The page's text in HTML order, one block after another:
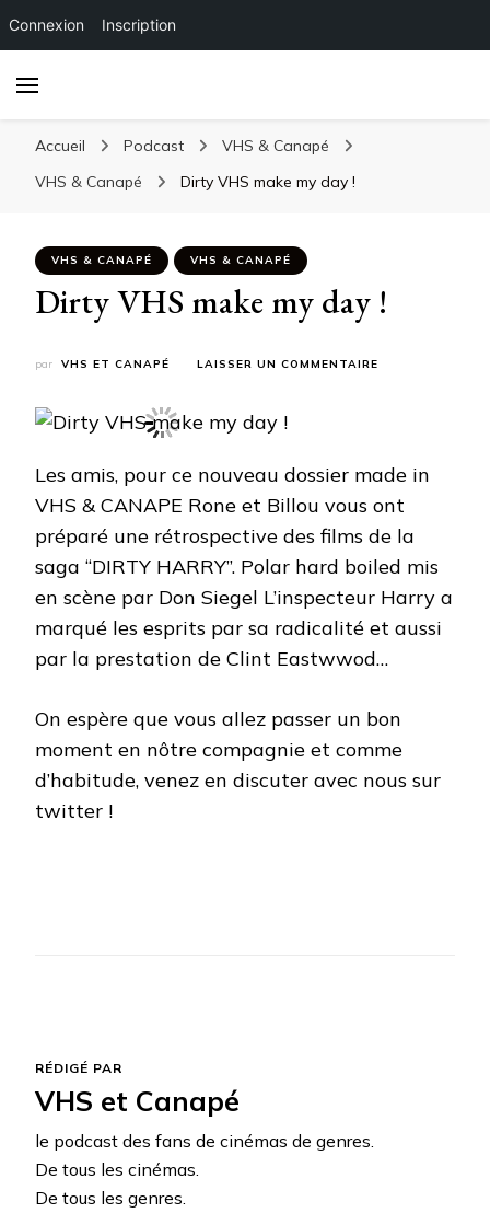
Connexion Inscription
Accueil Podcast
VHS & Canapé
VHS & Canapé
Dirty VHS make my day !
VHS & CANAPÉ VHS & CANAPÉ
Dirty VHS make my day !
par VHS ET CANAPÉ LAISSER UN COMMENTAIRE
!
Les amis, pour ce nouveau dossier made in
VHS & CANAPE Rone et Billou vous ont
préparé une rétrospective des films de la
saga “DIRTY HARRY”. Polar hard boiled mis
en scène par Don Siegel L’inspecteur Harry a
marqué les esprits par sa radicalité et aussi
par la prestation de Clint Eastwwod…
On espère que vous allez passer un bon
moment en nôtre compagnie et comme
d’habitude, venez en discuter avec nous sur
twitter !
RÉDIGÉ PAR
VHS et Canapé
le podcast des fans de cinémas de genres.
De tous les cinémas.
De tous les genres.